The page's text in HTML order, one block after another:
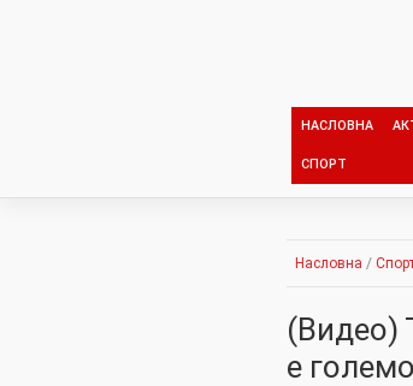
НАСЛОВНА
СПОРТ
Насловна /
(Видео)
е